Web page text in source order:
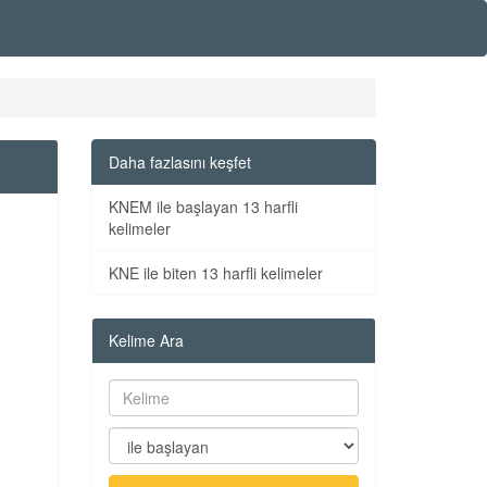
Daha fazlasını keşfet
KNEM ile başlayan 13 harfli
kelimeler
KNE ile biten 13 harfli kelimeler
Kelime Ara